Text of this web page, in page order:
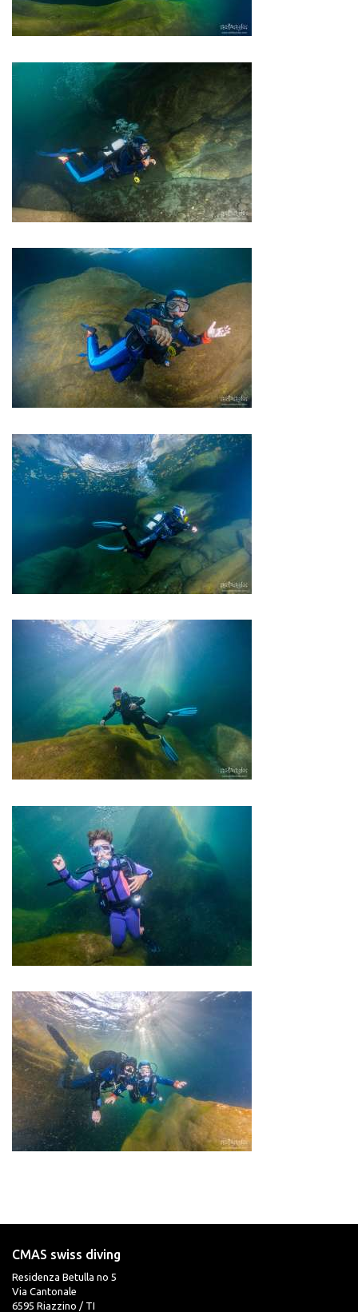
CMAS swiss diving
Residenza Betulla no 5
Via Cantonale
6595 Riazzino / TI